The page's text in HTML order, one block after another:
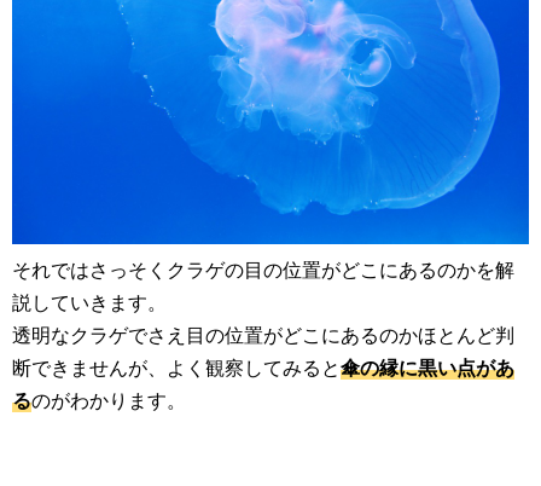
それではさっそくクラゲの目の位置がどこにあるのかを解
説していきます。
透明なクラゲでさえ目の位置がどこにあるのかほとんど判
断できませんが、よく観察してみると傘の縁に黒い点があ
るのがわかります。